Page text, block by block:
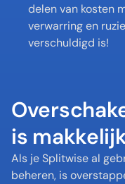
delen van kosten
verwarring en
verschuldigd is!
is
Als je Splitwise al
beheren, is